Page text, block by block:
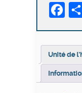
Unité de